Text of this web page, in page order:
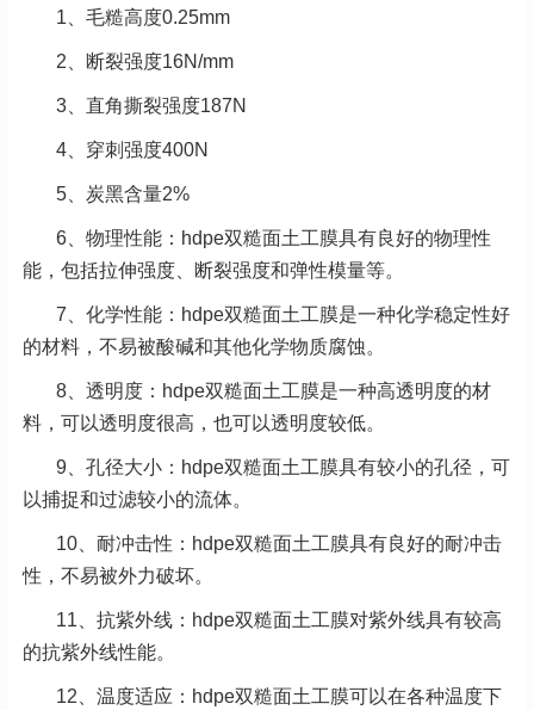
1、毛糙高度0.25mm
2、断裂强度16N/mm
3、直角撕裂强度187N
4、穿刺强度400N
5、炭黑含量2%
6、物理性能：hdpe双糙面土工膜具有良好的物理性
能，包括拉伸强度、断裂强度和弹性模量等。
7、化学性能：hdpe双糙面土工膜是一种化学稳定性好
的材料，不易被酸碱和其他化学物质腐蚀。
8、透明度：hdpe双糙面土工膜是一种高透明度的材
料，可以透明度很高，也可以透明度较低。
9、孔径大小：hdpe双糙面土工膜具有较小的孔径，可
以捕捉和过滤较小的流体。
10、耐冲击性：hdpe双糙面土工膜具有良好的耐冲击
性，不易被外力破坏。
11、抗紫外线：hdpe双糙面土工膜对紫外线具有较高
的抗紫外线性能。
12、温度适应：hdpe双糙面土工膜可以在各种温度下